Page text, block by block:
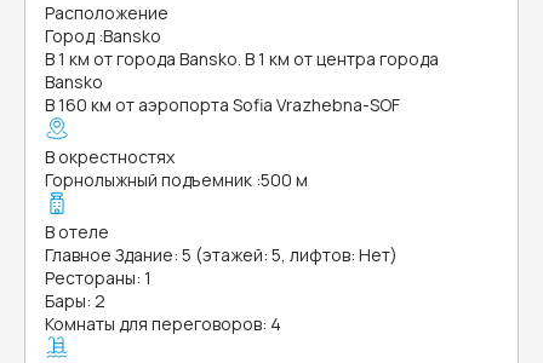
Расположение
Город :Bansko
В 1 км от города Bansko. В 1 км от центра города
Bansko
В 160 км от аэропорта Sofia Vrazhebna-SOF
В окрестностях
Горнолыжный подъемник :500 м
В отеле
Главное Здание: 5 (этажей: 5, лифтов: Нет)
Рестораны: 1
Бары: 2
Комнаты для переговоров: 4